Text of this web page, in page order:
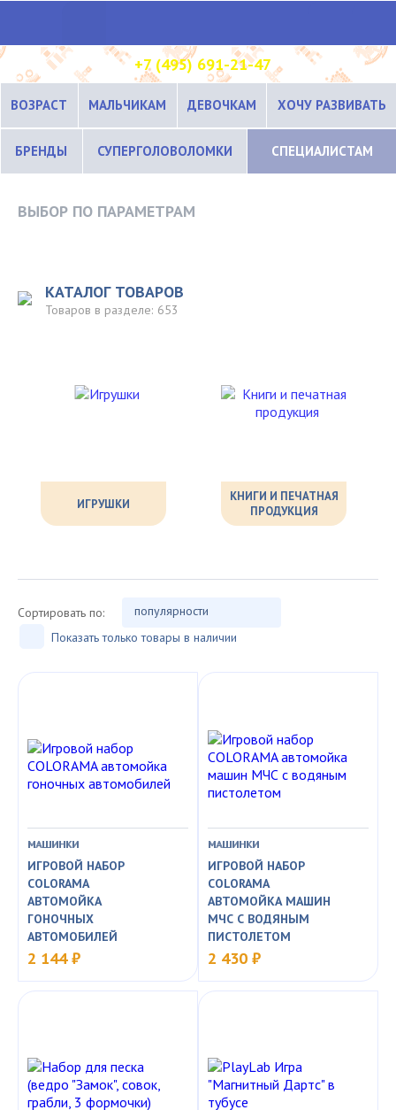
+7 (495) 691-21-47
ВОЗРАСТ МАЛЬЧИКАМ ДЕВОЧКАМ ХОЧУ РАЗВИВАТЬ
БРЕНДЫ СУПЕРГОЛОВОЛОМКИ СПЕЦИАЛИСТАМ
ВЫБОР ПО ПАРАМЕТРАМ
КАТАЛОГ ТОВАРОВ
Товаров в разделе: 653
ИГРУШКИ
КНИГИ И ПЕЧАТНАЯ
ПРОДУКЦИЯ
Сортировать по:
популярности
Показать только товары в наличии
МАШИНКИ
ИГРОВОЙ НАБОР
COLORAMA
АВТОМОЙКА
ГОНОЧНЫХ
АВТОМОБИЛЕЙ
2 144 ₽
МАШИНКИ
ИГРОВОЙ НАБОР
COLORAMA
АВТОМОЙКА МАШИН
МЧС С ВОДЯНЫМ
ПИСТОЛЕТОМ
2 430 ₽